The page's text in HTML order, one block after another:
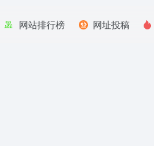
网站排行榜 网址投稿